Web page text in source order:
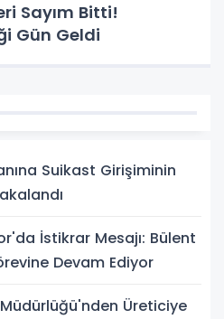
Sayım Bitti!
Gün Geldi
Suikast Girişiminin
İstikrar Mesajı: Bülent
Devam Ediyor
Üreticiye